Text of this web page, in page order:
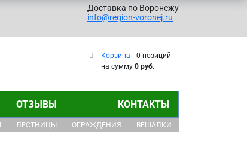
Доставка по Воронежу
info@region-voronej.ru
Корзина
0 позиций
на сумму 0 руб.
ОТЗЫВЫ КОНТАКТЫ
ЛЕСТНИЦЫ ОГРАЖДЕНИЯ ВЕШАЛКИ